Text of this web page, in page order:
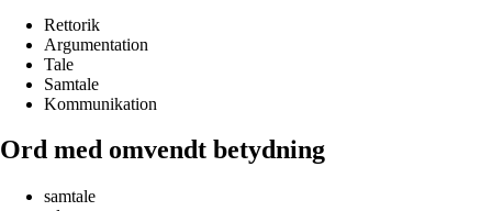
Rettorik
Argumentation
Tale
Samtale
Kommunikation
Ord med omvendt betydning
samtale